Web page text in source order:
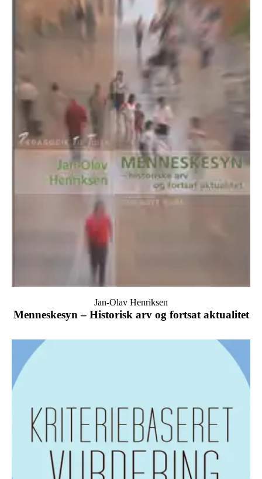
Menneskesyn – Historisk arv og fortsat aktualitet
Jan-Olav Henriksen